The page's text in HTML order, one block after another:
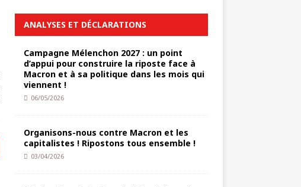
ANALYSES ET DÉCLARATIONS
Campagne Mélenchon 2027 : un point
d’appui pour construire la riposte face à
Macron et à sa politique dans les mois qui
viennent !
06/05/2026
Organisons-nous contre Macron et les
capitalistes ! Ripostons tous ensemble !
03/04/2026